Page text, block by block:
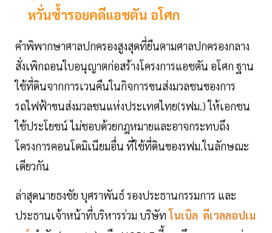
หวั่นซ้ำรอยคดีแอชตัน อโศก
คำพิพากษาศาลปกครองสูงสุดที่ยืนตามศาลปกครองกลาง
สั่งเพิกถอนใบอนุญาตก่อสร้างโครงการแอชตัน อโศก ฐาน
ใช้ที่ดินจากการเวนคืนในกิจการขนส่งมวลชนของการ
รถไฟฟ้าขนส่งมวลชนแห่งประเทศไทย(รฟม.) ให้เอกชน
ใช้ประโยชน์ ไม่ชอบด้วยกฎหมายและอาจกระทบถึง
โครงการคอนโดมิเนียมอื่น ที่ใช้ที่ดินของรฟม.ในลักษณะ
เดียวกัน
ล่าสุดนายธงชัย บุศราพันธ์ รองประธานกรรมการ และ
ประธานเจ้าหน้าที่บริหารร่วม บริษัทโนเบิล ดีเวลลอปเม